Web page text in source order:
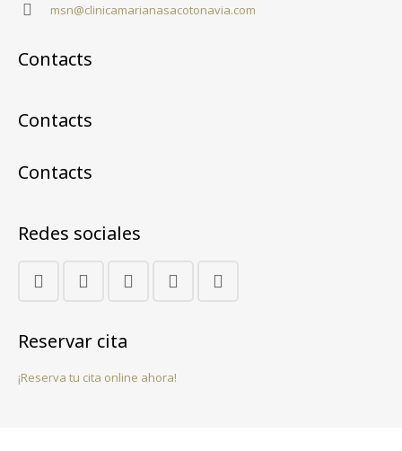
msn@clinicamarianasacotonavia.com
Contacts
Contacts
Contacts
Redes sociales
Reservar cita
¡Reserva tu cita online ahora!